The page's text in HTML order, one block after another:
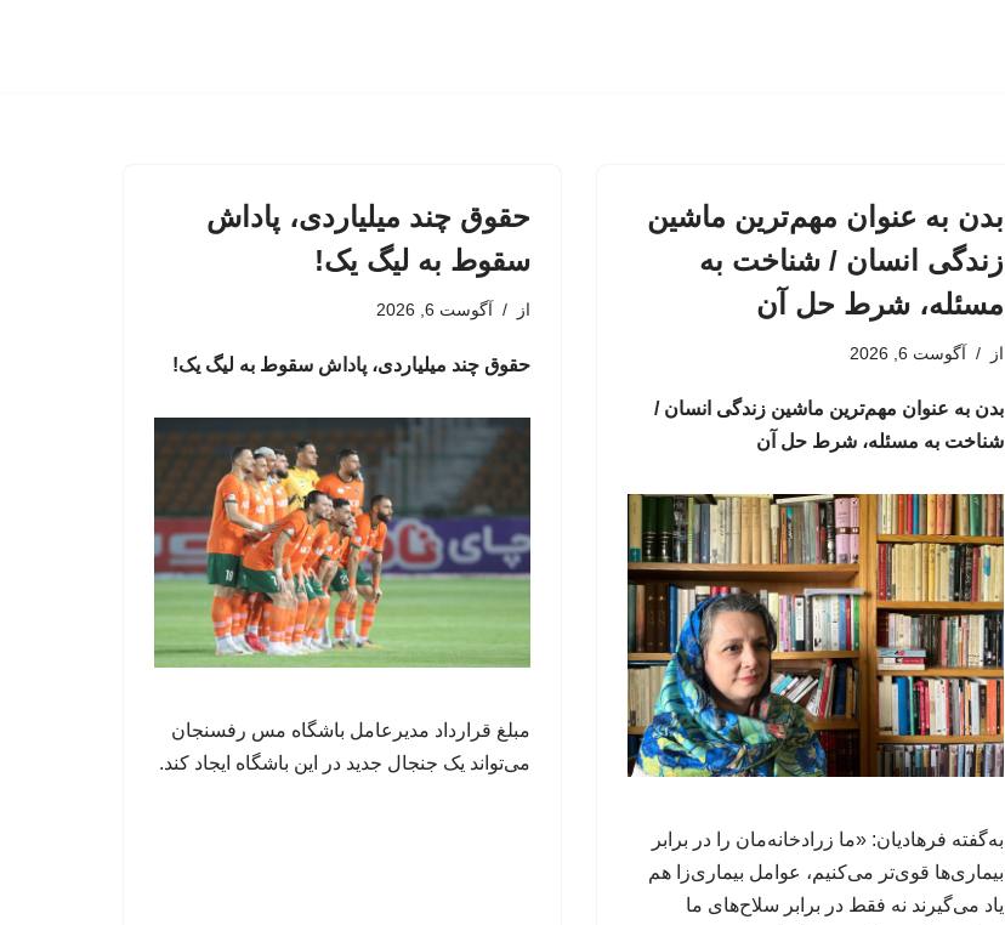
بدن به عنوان مهم‌ترین ماشین
زندگی انسان / شناخت به
مسئله، شرط حل آن
از آگوست 6, 2026
بدن به عنوان مهم‌ترین ماشین زندگی انسان /
شناخت به مسئله، شرط حل آن
به‌گفته فرهادیان: «ما زرادخانه‌مان را در برابر
بیماری‌ها قوی‌تر می‌کنیم، عوامل‌ بیماری‌زا هم
یاد می‌گیرند نه فقط در برابر سلاح‌های ما
حقوق چند میلیاردی، پاداش
سقوط به لیگ یک!
از آگوست 6, 2026
حقوق چند میلیاردی، پاداش سقوط به لیگ یک!
مبلغ قرارداد مدیرعامل باشگاه مس رفسنجان
می‌تواند یک جنجال جدید در این باشگاه ایجاد کند.